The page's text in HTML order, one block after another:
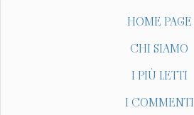
HOME PAGE
CHI SIAMO
I PIÙ LETTI
I COMMENTI